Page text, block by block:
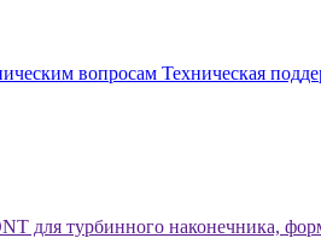
вопросам Техническая
для турбинного наконечника,